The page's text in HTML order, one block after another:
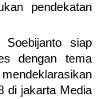
pendekatan
siap
dengan tema
di jakarta Media